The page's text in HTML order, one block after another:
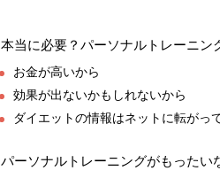
本当に必要？パーソナルトレーニン
お金が高いから
効果が出ないかもしれないから
ダイエットの情報はネットに転がっ
パーソナルトレーニングがもったい